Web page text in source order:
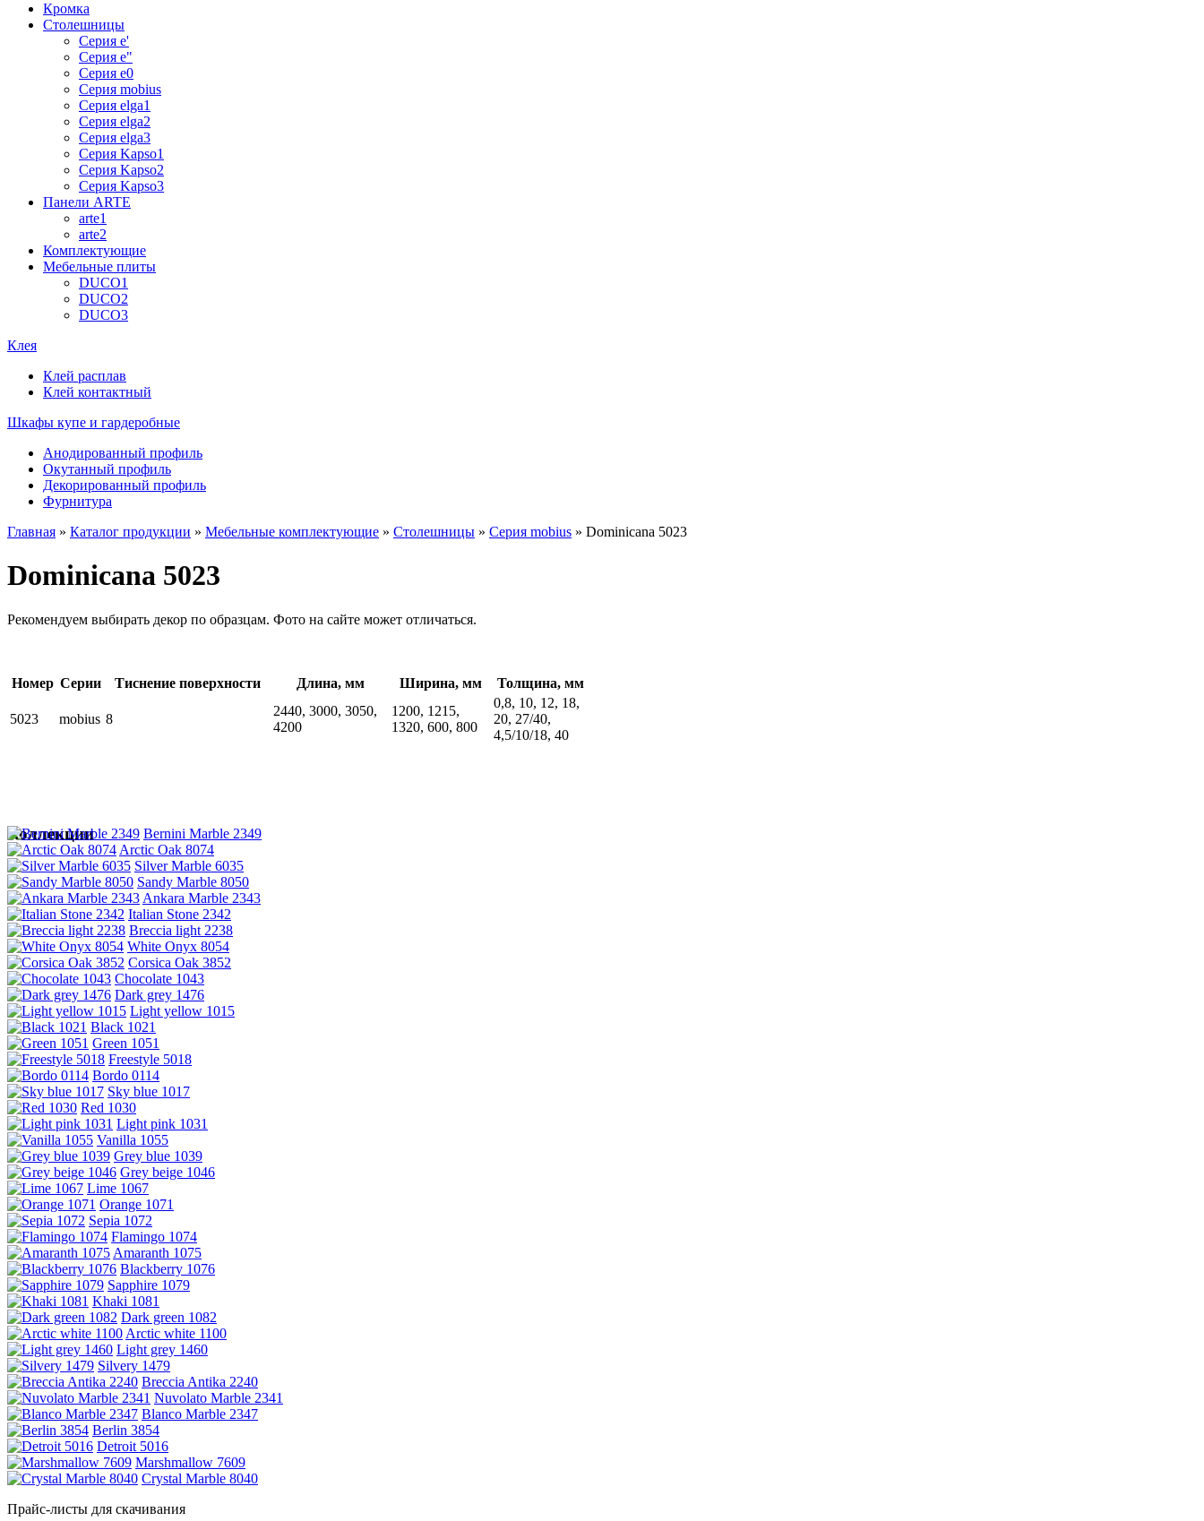
Кромка
Столешницы
Серия e'
Серия e"
Серия e0
Серия mobius
Серия elga1
Серия elga2
Серия elga3
Серия Kapso1
Серия Kapso2
Серия Kapso3
Панели ARTE
arte1
arte2
Комплектующие
Мебельные плиты
DUCO1
DUCO2
DUCO3
Клея
Клей расплав
Клей контактный
Шкафы купе и гардеробные
Анодированный профиль
Окутанный профиль
Декорированный профиль
Фурнитура
Главная » Каталог продукции » Мебельные комплектующие » Столешницы » Серия mobius » Dominicana 5023
Dominicana 5023
Рекомендуем выбирать декор по образцам. Фото на сайте может отличаться.
Номер Серии Тиснение поверхности Длина, мм Ширина, мм Толщина, мм
5023 mobius 8
2440, 3000, 3050,
4200
1200, 1215,
1320, 600, 800
0,8, 10, 12, 18,
20, 27/40,
4,5/10/18, 40
Коллекции
Bernini Marble 2349
Arctic Oak 8074
Silver Marble 6035
Sandy Marble 8050
Ankara Marble 2343
Italian Stone 2342
Breccia light 2238
White Onyx 8054
Corsica Oak 3852
Chocolate 1043
Dark grey 1476
Light yellow 1015
Black 1021
Green 1051
Freestyle 5018
Bordo 0114
Sky blue 1017
Red 1030
Light pink 1031
Vanilla 1055
Grey blue 1039
Grey beige 1046
Lime 1067
Orange 1071
Sepia 1072
Flamingo 1074
Amaranth 1075
Blackberry 1076
Sapphire 1079
Khaki 1081
Dark green 1082
Arctic white 1100
Light grey 1460
Silvery 1479
Breccia Antika 2240
Nuvolato Marble 2341
Blanco Marble 2347
Berlin 3854
Detroit 5016
Marshmallow 7609
Crystal Marble 8040
Прайс-листы для скачивания